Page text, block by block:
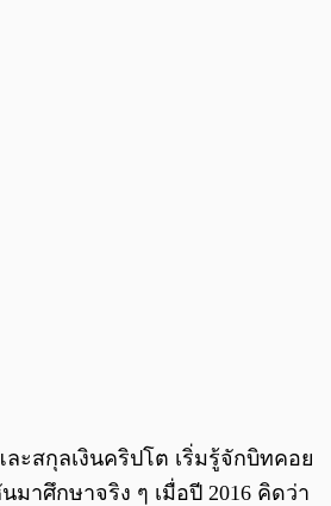
ะสกุลเงินคริปโต เริ่มรู้จักบิทคอย
มาศึกษาจริง ๆ เมื่อปี 2016 คิดว่า